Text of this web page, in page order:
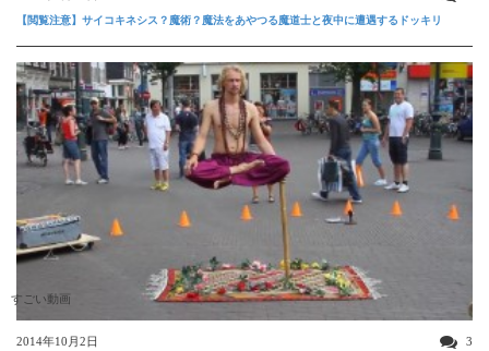
【閲覧注意】サイコキネシス？魔術？魔法をあやつる魔道士と夜中に遭遇するドッキリ
すごい動画
2014年10月2日 3